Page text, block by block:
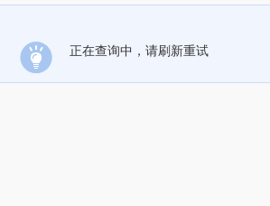
正在查询中，请刷新重试